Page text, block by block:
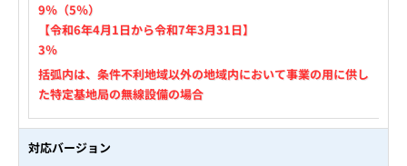
9％（5％）
【令和6年4月1日から令和7年3月31日】
3％
括弧内は、条件不利地域以外の地域内において事業の用に供し
た特定基地局の無線設備の場合
対応バージョン